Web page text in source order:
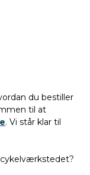
du bestiller
til at
. Vi står klar til